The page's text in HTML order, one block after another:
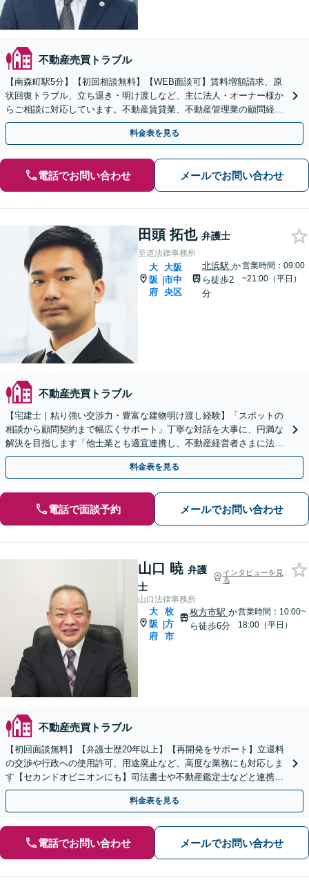
不動産売買トラブル
【南森町駅5分】【初回相談無料】【WEB面談可】賃料増額請求、原
状回復トラブル、立ち退き・明け渡しなど、主に法人・オーナー様か
らご相談に対応しています。不動産賃貸業、不動産管理業の顧問経験
も多くあります。ぜひご相談ください。
料金表を見る
電話でお問い合わせ メールでお問い合わせ
田頭 拓也 弁護士
至道法律事務所
大
阪
府
|
大阪
市中
央区
北浜駅 か
ら徒歩2
分
営業時間：09:00
~21:00（平日）
不動産売買トラブル
【宅建士｜粘り強い交渉力・豊富な建物明け渡し経験】「スポットの
相談から顧問契約まで幅広くサポート」丁寧な対話を大事に、円満な
解決を目指します「他士業とも適宜連携し、不動産経営者さまに法的
観点から戦略的なアドバイスを提供」【休日・夜間相談可】
料金表を見る
電話で面談予約 メールでお問い合わせ
山口 暁 弁護
士
インタビューを見
る
山口法律事務所
大
阪
府
|
枚
方
市
枚方市駅 か
ら徒歩6分
営業時間：10:00~
18:00（平日）
不動産売買トラブル
【初回面談無料】【弁護士歴20年以上】【再開発をサポート】立退料
の交渉や行政への使用許可、用途廃止など、高度な業務にも対応しま
す【セカンドオピニオンにも】司法書士や不動産鑑定士などと連携。
農地や山林などもお任せください【枚方市駅6分】
料金表を見る
電話でお問い合わせ メールでお問い合わせ